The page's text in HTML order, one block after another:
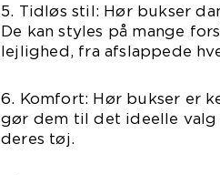
5. Tidløs stil: Hør bukser
De kan styles på mange
lejlighed, fra afslappede
6. Komfort: Hør bukser er
gør dem til det ideelle
deres tøj.